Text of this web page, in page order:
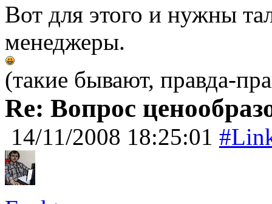
Вот для этого и нужны
менеджеры.
(такие бывают, правда-
Re: Вопрос
14/11/2008 18:25:01